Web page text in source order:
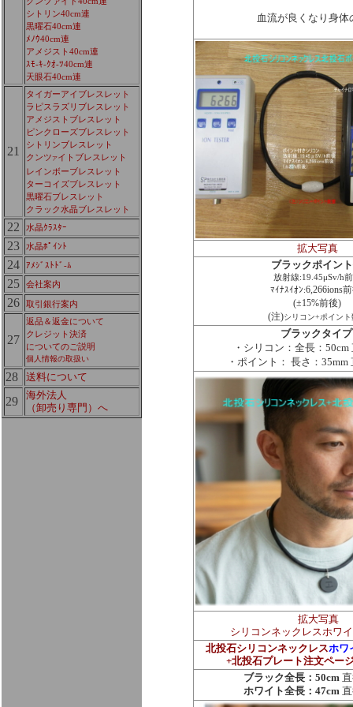
シトリン40cm連
黒曜石40cm連
ﾒﾉｳ40cm連
アメジスト40cm連
ｽﾓ-ｷ-ｸｵ-ﾂ40cm連
天眼石40cm連
21
タイガーアイブレスレット
ラピスラズリブレスレット
アメジストブレスレット
ピンクローズブレスレット
シトリンブレスレット
クンツアイトブレスレット
レインボーブレスレット
ターコイズブレスレット
黒曜石ブレスレット
クラック水晶ブレスレット
22 水晶ｸﾗｽﾀｰ
23 水晶ﾎﾟｲﾝﾄ
24 ｱﾒｼﾞｽﾄﾄﾞ-ﾑ
25 会社案内
26 取引銀行案内
27
返品＆返金について
クレジット決済
についてのご説明
個人情報の取扱い
28 送料について
29
海外法人
（卸売り専門）へ
血流が良くなり身
拡大写真
ブラックポイン
放射線:19.45μSv/h
ﾏｲﾅｽｲｵﾝ:6,266ions
(±15%前後)
(注)シリコン+ポイント
ブラックタイプ
・シリコン：全長：50cm
・ ポイント： 長さ：35mm
拡大写真
シリコンネックレスホワ
北投石シリコンネックレスホワ
+北投石プレート注文ペー
ブラック全長：50cm
ホワイト全長：47cm